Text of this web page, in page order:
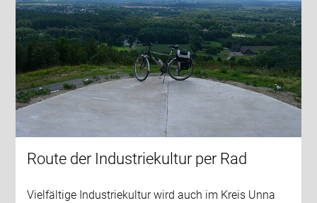
Route der Industriekultur per Rad
Vielfältige Industriekultur wird auch im Kreis Unna